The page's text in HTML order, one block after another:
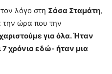
λόγο στη Σάσα Σταμάτη,
την ώρα που την
για όλα. Ήταν
7 χρόνια εδώ- ήταν μια